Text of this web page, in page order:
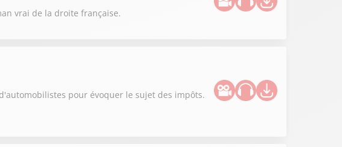
vrai de la droite française.
pour évoquer le sujet des impôts.